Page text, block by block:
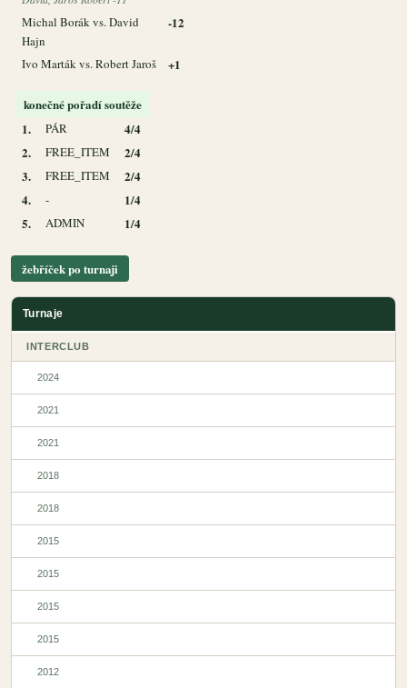
Michal Borák vs. David
Hajn
-12
Ivo Marták vs. Robert Jaroš +1
konečné pořadí soutěže
1.
PÁR
4/4
2.
FREE_ITEM
2/4
3.
FREE_ITEM
2/4
4.
-
1/4
5.
ADMIN 1/4
žebříček po turnaji
Turnaje
INTERCLUB
2024
2021
2021
2018
2018
2015
2015
2015
2015
2012